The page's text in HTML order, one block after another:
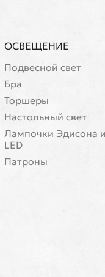
ОСВЕЩЕНИЕ
Подвесной свет
Бра
Торшеры
Настольный свет
Лампочки Эдисона и
LED
Патроны